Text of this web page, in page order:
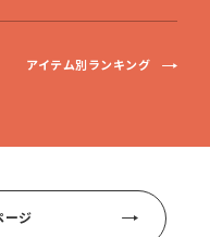
アイテム別ランキング
ジ